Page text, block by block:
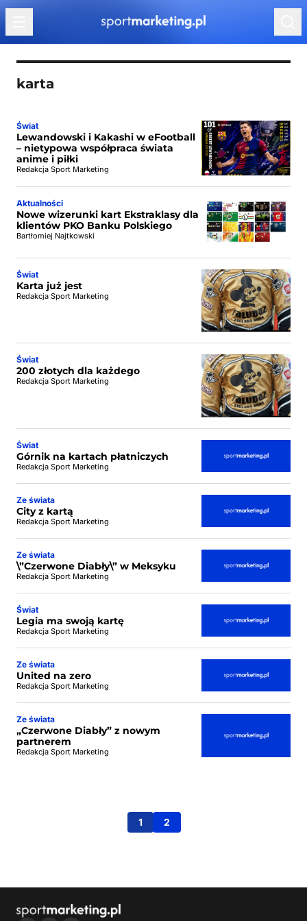
Przejdź do treści
karta
Świat
Lewandowski i Kakashi w eFootball
– nietypowa współpraca świata
anime i piłki
Redakcja Sport Marketing
Aktualności
Nowe wizerunki kart Ekstraklasy dla
klientów PKO Banku Polskiego
Bartłomiej Najtkowski
Świat
Karta już jest
Redakcja Sport Marketing
Świat
200 złotych dla każdego
Redakcja Sport Marketing
Świat
Górnik na kartach płatniczych
Redakcja Sport Marketing
Ze świata
City z kartą
Redakcja Sport Marketing
Ze świata
\”Czerwone Diabły\” w Meksyku
Redakcja Sport Marketing
Świat
Legia ma swoją kartę
Redakcja Sport Marketing
Ze świata
United na zero
Redakcja Sport Marketing
Ze świata
„Czerwone Diabły” z nowym
partnerem
Redakcja Sport Marketing
1 2